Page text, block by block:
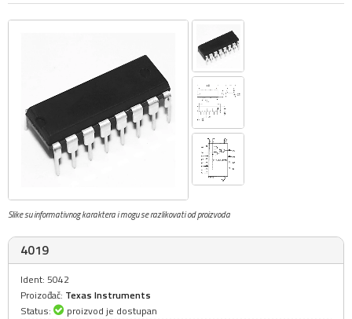
Slike su informativnog karaktera i mogu se razlikovati od proizvoda
4019
Ident: 5042
Proizođač: Texas Instruments
Status:
proizvod je dostupan